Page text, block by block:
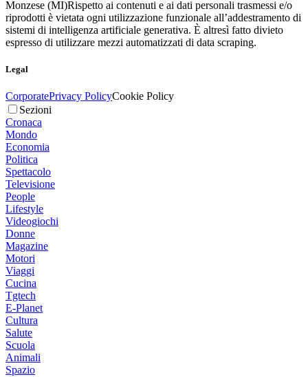
Monzese (MI)Rispetto ai contenuti e ai dati personali trasmessi e/o
riprodotti è vietata ogni utilizzazione funzionale all’addestramento di
sistemi di intelligenza artificiale generativa. È altresì fatto divieto
espresso di utilizzare mezzi automatizzati di data scraping.
Legal
CorporatePrivacy PolicyCookie Policy
Sezioni
Cronaca
Mondo
Economia
Politica
Spettacolo
Televisione
People
Lifestyle
Videogiochi
Donne
Magazine
Motori
Viaggi
Cucina
Tgtech
E-Planet
Cultura
Salute
Scuola
Animali
Spazio